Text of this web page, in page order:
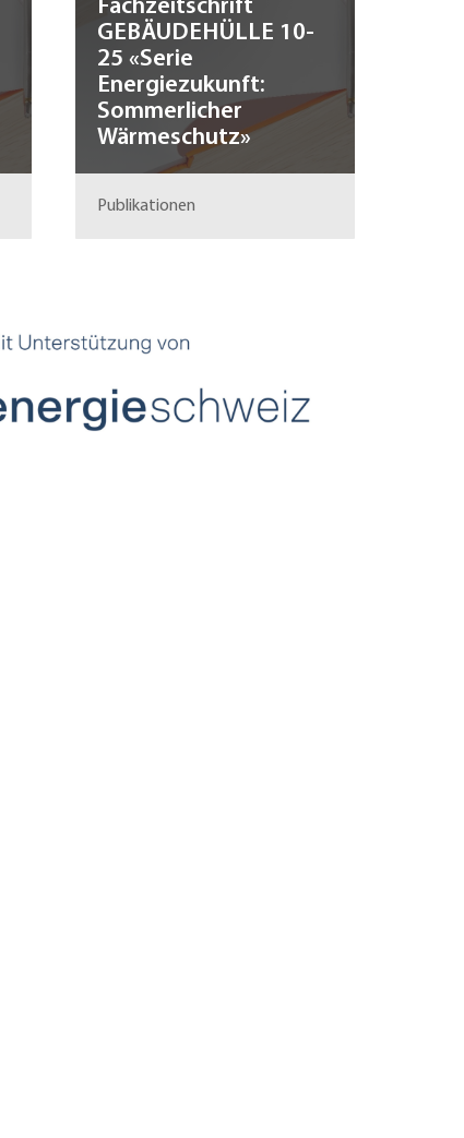
Fachzeitschrift
GEBÄUDEHÜLLE 10-
25 «Serie
Energiezukunft:
Sommerlicher
Wärmeschutz»
Publikationen